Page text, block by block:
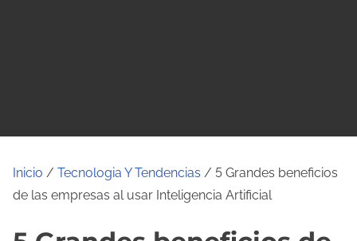
Inicio / Tecnologia Y Tendencias / 5 Grandes beneficios
de las empresas al usar Inteligencia Artificial